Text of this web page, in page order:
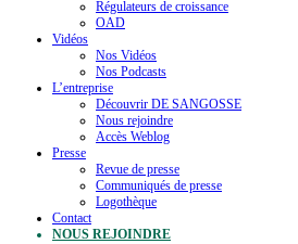
Régulateurs de croissance
OAD
Vidéos
Nos Vidéos
Nos Podcasts
L’entreprise
Découvrir DE SANGOSSE
Nous rejoindre
Accès Weblog
Presse
Revue de presse
Communiqués de presse
Logothèque
Contact
NOUS REJOINDRE